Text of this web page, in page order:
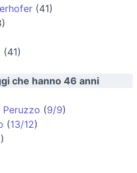
(41)
(41)
che hanno 46 anni
Peruzzo (9/9)
(13/12)
)